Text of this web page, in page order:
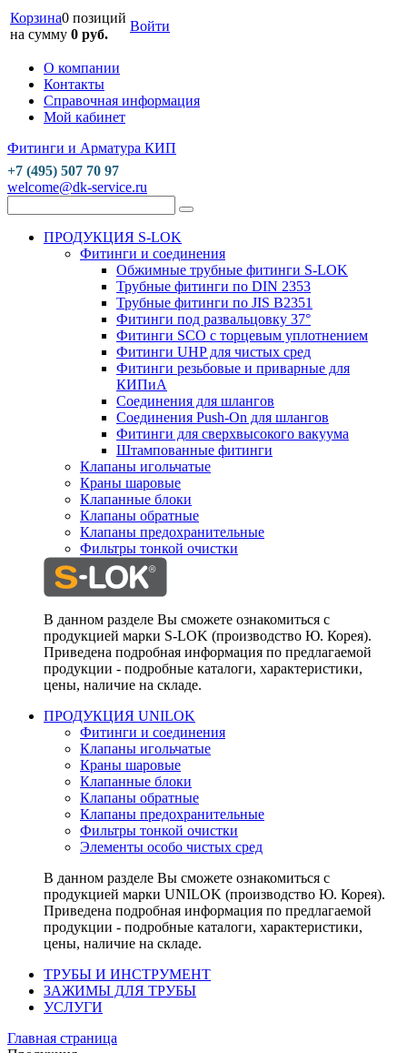
Корзина0 позиций
на сумму 0 руб.
Войти
О компании
Контакты
Справочная информация
Мой кабинет
Фитинги и Арматура КИП
+7 (495) 507 70 97
welcome@dk-service.ru
ПРОДУКЦИЯ S-LOK
Фитинги и соединения
Обжимные трубные фитинги S-LOK
Трубные фитинги по DIN 2353
Трубные фитинги по JIS B2351
Фитинги под развальцовку 37°
Фитинги SCO с торцевым уплотнением
Фитинги UHP для чистых сред
Фитинги резьбовые и приварные для
КИПиА
Соединения для шлангов
Соединения Push-On для шлангов
Фитинги для сверхвысокого вакуума
Штампованные фитинги
Клапаны игольчатые
Краны шаровые
Клапанные блоки
Клапаны обратные
Клапаны предохранительные
Фильтры тонкой очистки
В данном разделе Вы сможете ознакомиться с
продукцией марки S-LOK (производство Ю. Корея).
Приведена подробная информация по предлагаемой
продукции - подробные каталоги, характеристики,
цены, наличие на складе.
ПРОДУКЦИЯ UNILOK
Фитинги и соединения
Клапаны игольчатые
Краны шаровые
Клапанные блоки
Клапаны обратные
Клапаны предохранительные
Фильтры тонкой очистки
Элементы особо чистых сред
В данном разделе Вы сможете ознакомиться с
продукцией марки UNILOK (производство Ю. Корея).
Приведена подробная информация по предлагаемой
продукции - подробные каталоги, характеристики,
цены, наличие на складе.
ТРУБЫ И ИНСТРУМЕНТ
ЗАЖИМЫ ДЛЯ ТРУБЫ
УСЛУГИ
Главная страница